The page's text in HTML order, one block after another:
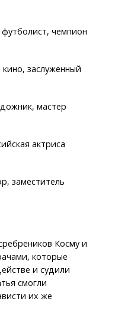
чемпион
заслуженный
мастер
актриса
заместитель
Косму и
которые
и судили
смогли
их же